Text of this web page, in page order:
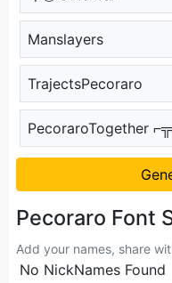
Manslayers
TrajectsPecoraro
PecoraroTogether
Pecoraro Font
Add your names, share
No NickNames Found